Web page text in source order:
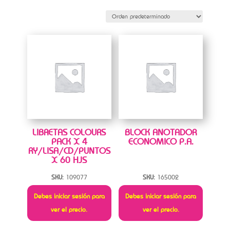
LIBRETAS COLOURS
PACK X 4
RY/LISA/CD/PUNTOS
X 60 HJS
SKU: 109077
Debes iniciar sesión para
ver el precio.
BLOCK ANOTADOR
ECONOMICO P.A.
SKU: 165002
Debes iniciar sesión para
ver el precio.